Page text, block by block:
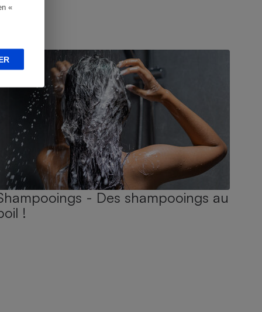
«
- Des shampooings au
!